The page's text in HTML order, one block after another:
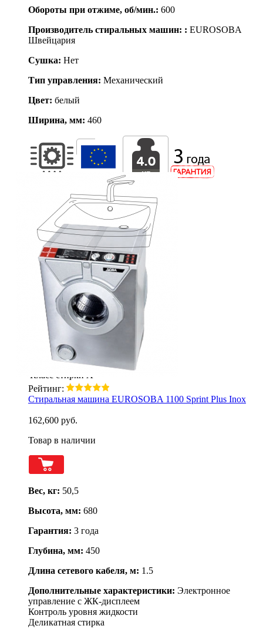
Обороты при отжиме, об/мин.: 600
Производитель стиральных машин: : EUROSOBA
Швейцария
Сушка: Нет
Тип управления: Механический
Цвет: белый
Ширина, мм: 460
ШхГхВ (мм)
460x460x680
Загрузка
4 кг
Класс стирки А
Рейтинг:
Стиральная машина EUROSOBA 1100 Sprint Plus Inox
162,600 руб.
Товар в наличии
Вес, кг: 50,5
Высота, мм: 680
Гарантия: 3 года
Глубина, мм: 450
Длина сетевого кабеля, м: 1.5
Дополнительные характеристики: Электронное
управление с ЖК-дисплеем
Контроль уровня жидкости
Деликатная стирка